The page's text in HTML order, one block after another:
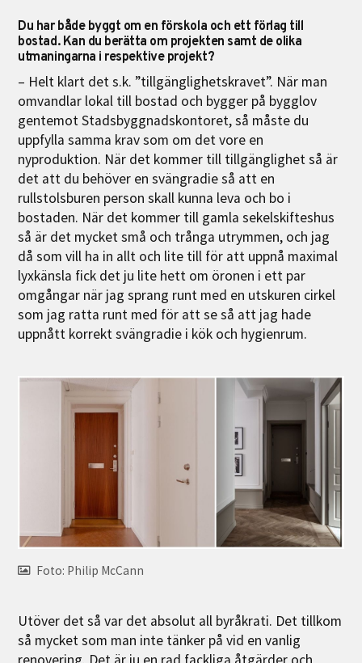
Du har både byggt om en förskola och ett förlag till
bostad. Kan du berätta om projekten samt de olika
utmaningarna i respektive projekt?
– Helt klart det s.k. ”tillgänglighetskravet”. När man
omvandlar lokal till bostad och bygger på bygglov
gentemot Stadsbyggnadskontoret, så måste du
uppfylla samma krav som om det vore en
nyproduktion. När det kommer till tillgänglighet så är
det att du behöver en svängradie så att en
rullstolsburen person skall kunna leva och bo i
bostaden. När det kommer till gamla sekelskifteshus
så är det mycket små och trånga utrymmen, och jag
då som vill ha in allt och lite till för att uppnå maximal
lyxkänsla fick det ju lite hett om öronen i ett par
omgångar när jag sprang runt med en utskuren cirkel
som jag ratta runt med för att se så att jag hade
uppnått korrekt svängradie i kök och hygienrum.
Foto: Philip McCann
Utöver det så var det absolut all byråkrati. Det tillkom
så mycket som man inte tänker på vid en vanlig